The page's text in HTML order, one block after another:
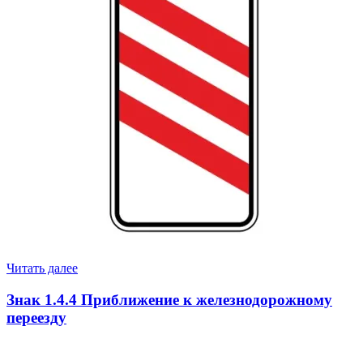
Читать далее
Знак 1.4.4 Приближение к железнодорожному
переезду